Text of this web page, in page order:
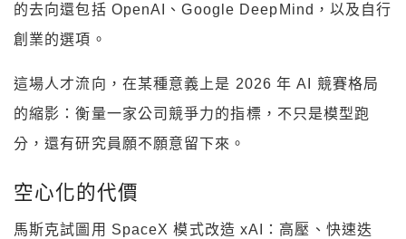
的去向還包括 OpenAI、Google DeepMind，以及自行
創業的選項。
這場人才流向，在某種意義上是 2026 年 AI 競賽格局
的縮影：衡量一家公司競爭力的指標，不只是模型跑
分，還有研究員願不願意留下來。
空心化的代價
馬斯克試圖用 SpaceX 模式改造 xAI：高壓、快速迭